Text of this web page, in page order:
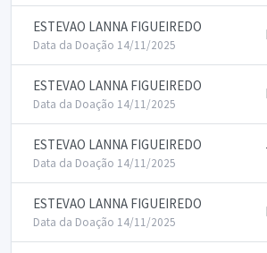
ESTEVAO LANNA FIGUEIREDO
Data da Doação 14/11/2025
ESTEVAO LANNA FIGUEIREDO
Data da Doação 14/11/2025
ESTEVAO LANNA FIGUEIREDO
Data da Doação 14/11/2025
ESTEVAO LANNA FIGUEIREDO
Data da Doação 14/11/2025